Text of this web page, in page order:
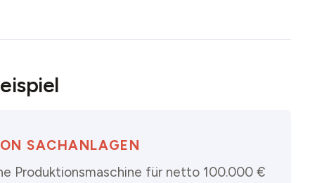
SACHANLAGEN
Produktionsmaschine für netto 100.000 €